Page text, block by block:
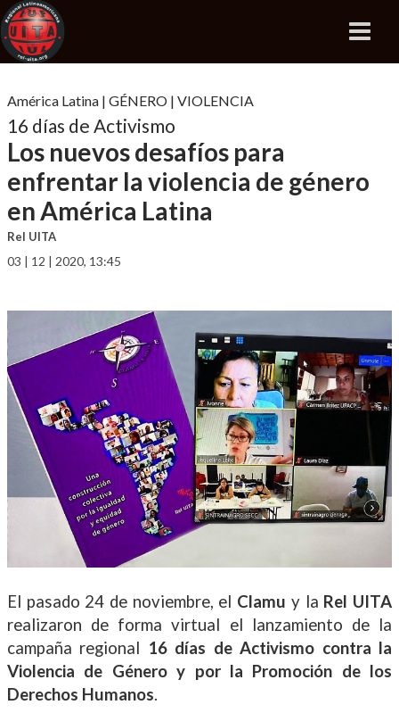
América Latina | GÉNERO | VIOLENCIA
16 días de Activismo
Los nuevos desafíos para
enfrentar la violencia de género
en América Latina
Rel UITA
03 | 12 | 2020, 13:45
El pasado 24 de noviembre, el Clamu y la Rel UITA
realizaron de forma virtual el lanzamiento de la
campaña regional 16 días de Activismo contra la
Violencia de Género y por la Promoción de los
Derechos Humanos.